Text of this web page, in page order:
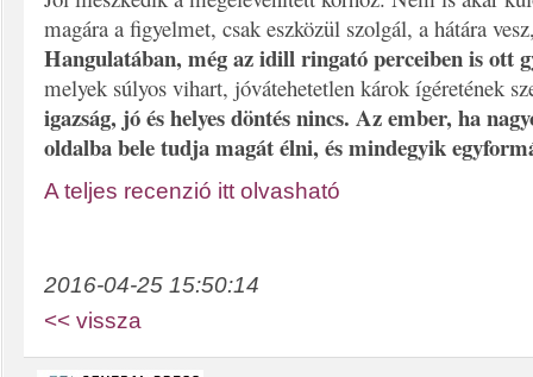
magára a figyelmet, csak eszközül szolgál, a hátára
Hangulatában, még az idill ringató perceiben is ott
melyek súlyos vihart, jóvátehetetlen károk ígéretének
igazság, jó és helyes döntés nincs. Az ember, ha
oldalba bele tudja magát élni, és mindegyik
A teljes recenzió itt olvasható
2016-04-25 15:50:14
<< vissza